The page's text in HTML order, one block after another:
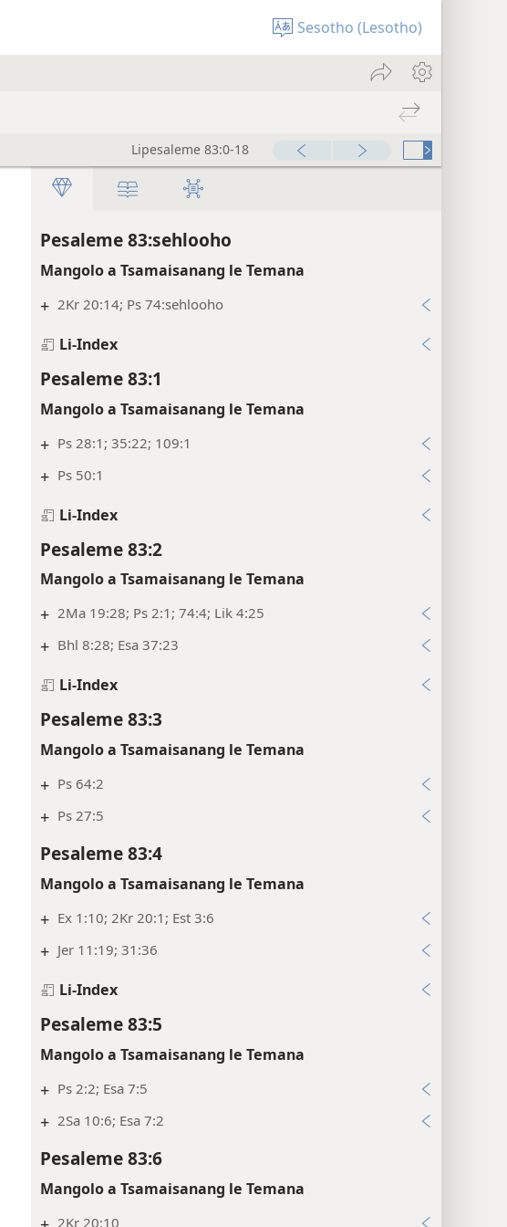
Sesotho (Lesotho)
Lipesaleme 83:0-18
Pesaleme 83:sehlooho
Mangolo a Tsamaisanang le Temana
+ 2Kr 20:14; Ps 74:sehlooho
Li-Index
Pesaleme 83:1
Mangolo a Tsamaisanang le Temana
+ Ps 28:1; 35:22; 109:1
+ Ps 50:1
Li-Index
Pesaleme 83:2
Mangolo a Tsamaisanang le Temana
+ 2Ma 19:28; Ps 2:1; 74:4; Lik 4:25
+ Bhl 8:28; Esa 37:23
Li-Index
Pesaleme 83:3
Mangolo a Tsamaisanang le Temana
+ Ps 64:2
+ Ps 27:5
Pesaleme 83:4
Mangolo a Tsamaisanang le Temana
+ Ex 1:10; 2Kr 20:1; Est 3:6
+ Jer 11:19; 31:36
Li-Index
Pesaleme 83:5
Mangolo a Tsamaisanang le Temana
+ Ps 2:2; Esa 7:5
+ 2Sa 10:6; Esa 7:2
Pesaleme 83:6
Mangolo a Tsamaisanang le Temana
2Kr 20:10